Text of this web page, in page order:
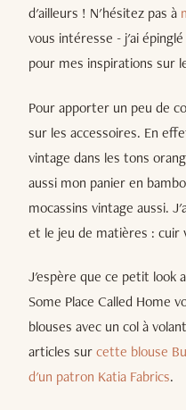
d'ailleurs ! N'hésitez pas à
vous intéresse - j'ai
pour mes inspirations sur
Pour apporter un peu de
sur les accessoires. En
vintage dans les tons
aussi mon panier en
mocassins vintage aussi.
et le jeu de matières :
J'espère que ce petit look
Some Place Called Home
blouses avec un col à
articles surcette blouse
d'un patron Katia Fabrics.